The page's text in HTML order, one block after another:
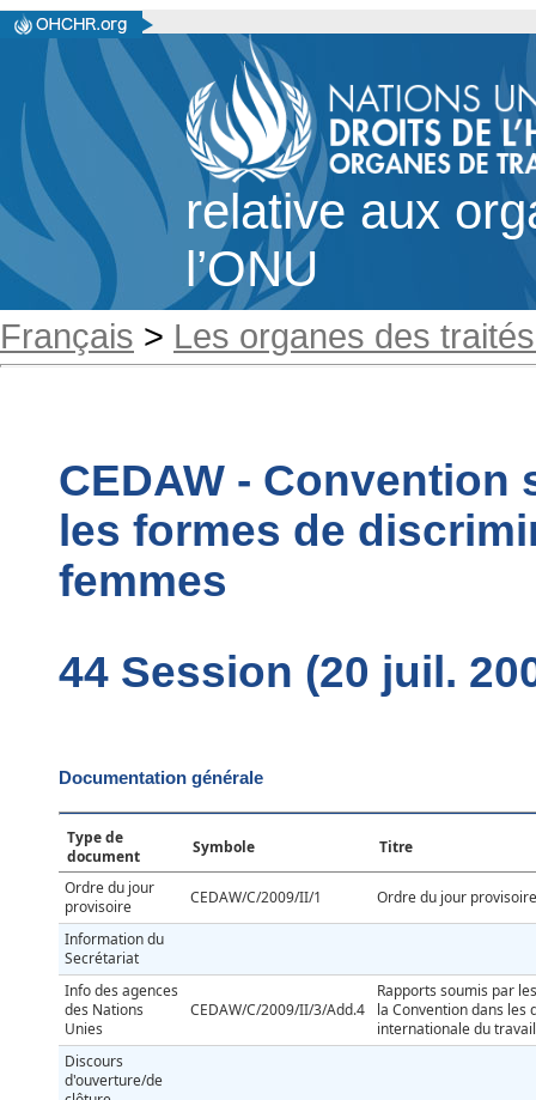
relative aux
l’ONU
Français > Les organes des
CEDAW -
les formes de
femmes
44 Session (20 juil.
Documentation générale
Type de
document
Symbole
Titre
Ordre du jour
provisoire
CEDAW/C/2009/II/1 Ordre du jour provisoire
Information du
Secrétariat
Info des agences
des Nations
Unies
CEDAW/C/2009/II/3/Add.4
Rapports soumis par
la Convention dans
internationale du travail
Discours
d'ouverture/de